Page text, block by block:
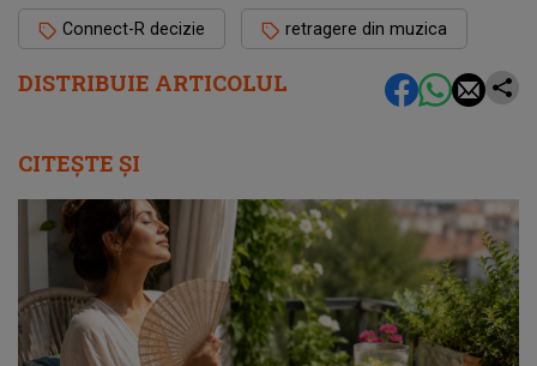
DISTRIBUIE ARTICOLUL
Connect-R decizie retragere din muzica
CITEȘTE ȘI